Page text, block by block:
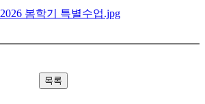
2026 봄학기 특별수업.jpg
목록